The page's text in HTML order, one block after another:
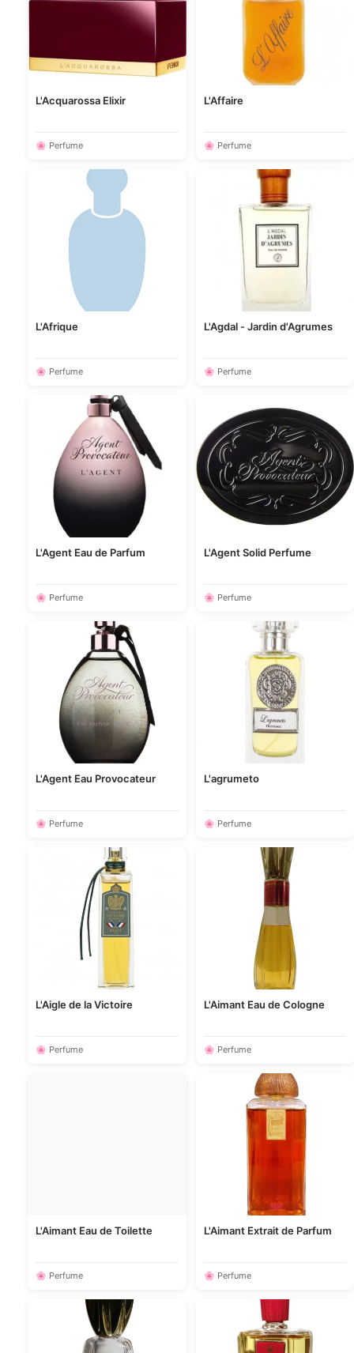
L'Acquarossa Elixir
🌸 Perfume
L'Affaire
🌸 Perfume
L'Afrique
🌸 Perfume
L'Agdal - Jardin d'Agrumes
🌸 Perfume
L'Agent Eau de Parfum
🌸 Perfume
L'Agent Solid Perfume
🌸 Perfume
L'Agent Eau Provocateur
🌸 Perfume
L'agrumeto
🌸 Perfume
L'Aigle de la Victoire
🌸 Perfume
L'Aimant Eau de Cologne
🌸 Perfume
L'Aimant Eau de Toilette
🌸 Perfume
L'Aimant Extrait de Parfum
🌸 Perfume